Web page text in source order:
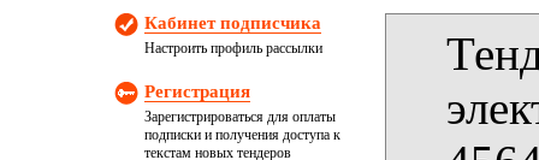
Кабинет подписчика
Настроить профиль рассылки
Регистрация
Зарегистрироваться для оплаты
подписки и получения доступа к
текстам новых тендеров